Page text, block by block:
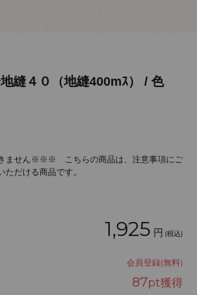
地縫４０（地縫400mｽ） / 色
ません※※※ こちらの商品は、注意事項にご
だける商品です。
1,925 円 (税込)
会員登録(無料)
87pt獲得